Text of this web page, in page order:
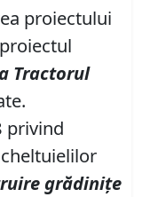
proiectului
Tractorul
privind
grădinițe